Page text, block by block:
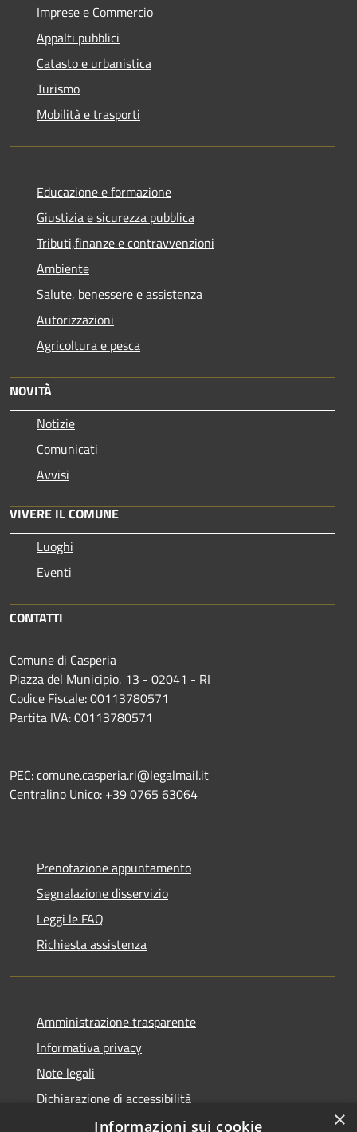
Imprese e Commercio
Appalti pubblici
Catasto e urbanistica
Turismo
Mobilità e trasporti
Educazione e formazione
Giustizia e sicurezza pubblica
Tributi,finanze e contravvenzioni
Ambiente
Salute, benessere e assistenza
Autorizzazioni
Agricoltura e pesca
NOVITÀ
Notizie
Comunicati
Avvisi
VIVERE IL COMUNE
Luoghi
Eventi
CONTATTI
Comune di Casperia
Piazza del Municipio, 13 - 02041 - RI
Codice Fiscale: 00113780571
Partita IVA: 00113780571
PEC: comune.casperia.ri@legalmail.it
Centralino Unico: +39 0765 63064
Prenotazione appuntamento
Segnalazione disservizio
Leggi le FAQ
Richiesta assistenza
Amministrazione trasparente
Informativa privacy
Note legali
Dichiarazione di accessibilità
×
Informazioni sui cookie